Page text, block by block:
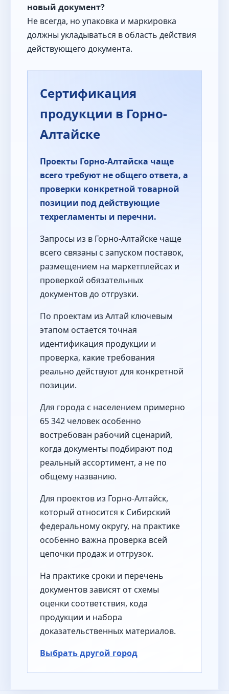
новый документ?
Не всегда, но упаковка и маркировка
должны укладываться в область действия
действующего документа.
Сертификация
продукции в Горно-
Алтайске
Проекты Горно-Алтайска чаще
всего требуют не общего ответа, а
проверки конкретной товарной
позиции под действующие
техрегламенты и перечни.
Запросы из в Горно-Алтайске чаще
всего связаны с запуском поставок,
размещением на маркетплейсах и
проверкой обязательных
документов до отгрузки.
По проектам из Алтай ключевым
этапом остается точная
идентификация продукции и
проверка, какие требования
реально действуют для конкретной
позиции.
Для города с населением примерно
65 342 человек особенно
востребован рабочий сценарий,
когда документы подбирают под
реальный ассортимент, а не по
общему названию.
Для проектов из Горно-Алтайск,
который относится к Сибирский
федеральному округу, на практике
особенно важна проверка всей
цепочки продаж и отгрузок.
На практике сроки и перечень
документов зависят от схемы
оценки соответствия, кода
продукции и набора
доказательственных материалов.
Выбрать другой город